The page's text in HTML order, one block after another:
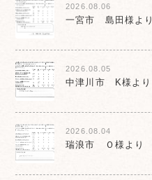
2026.08.06
一宮市 島田様より
2026.08.05
中津川市 K様より
2026.08.04
瑞浪市 Ｏ様より